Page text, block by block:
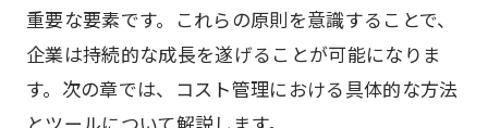
重要な要素です。これらの原則を意識することで、
企業は持続的な成長を遂げることが可能になりま
す。次の章では、コスト管理における具体的な方法